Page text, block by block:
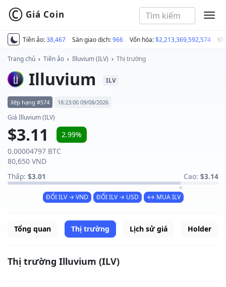
Tiền ảo:38,467 Sàn giao dịch:966 Vốn hóa:$2,213,369,592,574
© Giá Coin
Trang chủ › Tiền ảo › Illuvium (ILV) › Thị trường
Illuvium ILV
Xếp hạng #574 18:23:00 09/08/2026
Giá Illuvium (ILV)
$3.11
2.99%
0.00004797 BTC
80,650 VND
Thấp: $3.01 Cao: $3.14
ĐỔI ILV → VND ĐỔI ILV → USD ↔ MUA ILV
Tổng quan Thị trường Lịch sử giá Holder
Thị trường Illuvium (ILV)